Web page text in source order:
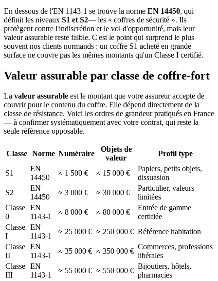
En dessous de l'EN 1143-1 se trouve la norme EN 14450, qui
définit les niveaux S1 et S2— les « coffres de sécurité ». Ils
protègent contre l'indiscrétion et le vol d'opportunité, mais leur
valeur assurable reste faible. C'est le point qui surprend le plus
souvent nos clients normands : un coffre S1 acheté en grande
surface ne couvre pas les mêmes montants qu'un Classe I certifié.
Valeur assurable par classe de coffre-fort
La valeur assurable est le montant que votre assureur accepte de
couvrir pour le contenu du coffre. Elle dépend directement de la
classe de résistance. Voici les ordres de grandeur pratiqués en France
— à confirmer systématiquement avec votre contrat, qui reste la
seule référence opposable.
Classe Norme Numéraire
Objets de
valeur
Profil type
S1
EN
14450
≈ 1 500 € ≈ 15 000 €
Papiers, petits objets,
dissuasion
S2
EN
14450
≈ 3 000 € ≈ 30 000 €
Particulier, valeurs
limitées
Classe
0
EN
1143-1
≈ 8 000 € ≈ 80 000 €
Entrée de gamme
certifiée
Classe
I
EN
1143-1
≈ 25 000 € ≈ 250 000 € Référence habitation
Classe
II
EN
1143-1
≈ 35 000 € ≈ 350 000 €
Commerces, professions
libérales
Classe
III
EN
1143-1
≈ 55 000 € ≈ 550 000 €
Bijoutiers, hôtels,
pharmacies